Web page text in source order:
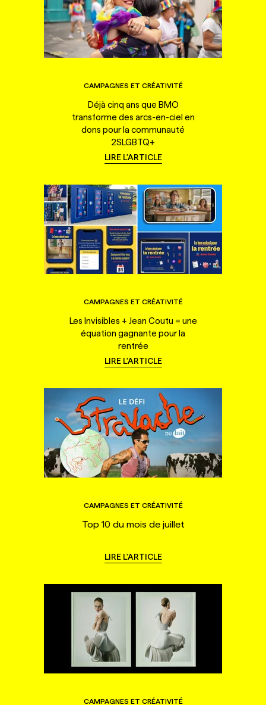
CAMPAGNES ET CRÉATIVITÉ
Déjà cinq ans que BMO
transforme des arcs-en-ciel en
dons pour la communauté
2SLGBTQ+
LIRE L'ARTICLE
CAMPAGNES ET CRÉATIVITÉ
Les Invisibles + Jean Coutu = une
équation gagnante pour la
rentrée
LIRE L'ARTICLE
CAMPAGNES ET CRÉATIVITÉ
Top 10 du mois de juillet
LIRE L'ARTICLE
CAMPAGNES ET CRÉATIVITÉ